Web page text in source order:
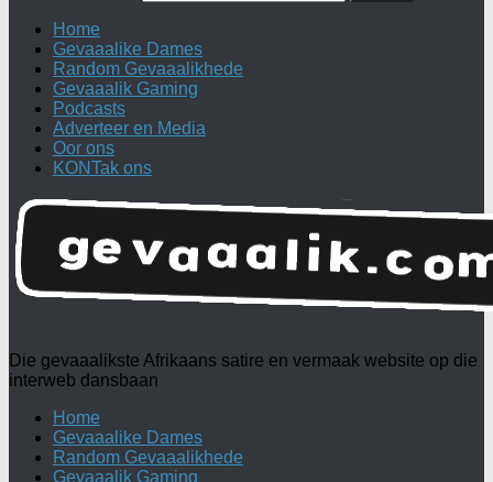
Home
Gevaaalike Dames
Random Gevaaalikhede
Gevaaalik Gaming
Podcasts
Adverteer en Media
Oor ons
KONTak ons
Die gevaaalikste Afrikaans satire en vermaak website op die
interweb dansbaan
Home
Gevaaalike Dames
Random Gevaaalikhede
Gevaaalik Gaming